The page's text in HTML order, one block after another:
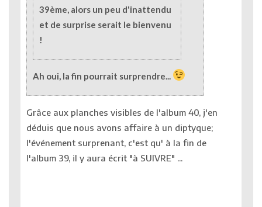
39ème, alors un peu d'inattendu
et de surprise serait le bienvenu
!
Ah oui, la fin pourrait surprendre...
Grâce aux planches visibles de l'album 40, j'en
déduis que nous avons affaire à un diptyque;
l'événement surprenant, c'est qu' à la fin de
l'album 39, il y aura écrit "à SUIVRE" ...